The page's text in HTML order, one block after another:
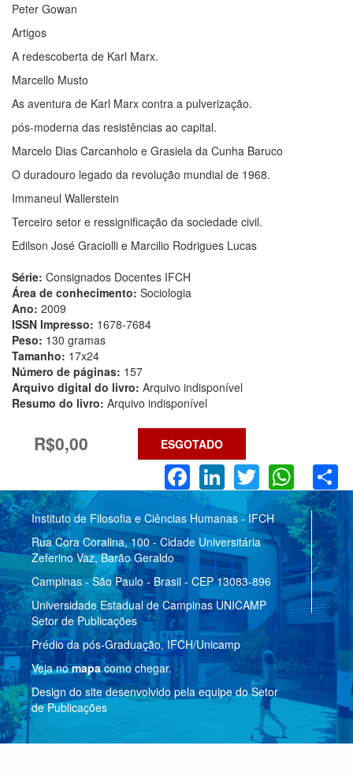
Peter Gowan
Artigos
A redescoberta de Karl Marx.
Marcello Musto
As aventura de Karl Marx contra a pulverização.
pós-moderna das resistências ao capital.
Marcelo Dias Carcanholo e Grasiela da Cunha Baruco
O duradouro legado da revolução mundial de 1968.
Immaneul Wallerstein
Terceiro setor e ressignificação da sociedade civil.
Edilson José Graciolli e Marcilio Rodrigues Lucas
Série: Consignados Docentes IFCH
Área de conhecimento: Sociologia
Ano: 2009
ISSN Impresso: 1678-7684
Peso: 130 gramas
Tamanho: 17x24
Número de páginas: 157
Arquivo digital do livro: Arquivo indisponível
Resumo do livro: Arquivo indisponível
R$0,00 ESGOTADO
Facebook
LinkedIn
Twitter
Instituto de Filosofia e Ciências Humanas - IFCH
Rua Cora Coralina, 100 - Cidade Universitária
Zeferino Vaz, Barão Geraldo
Campinas - São Paulo - Brasil - CEP 13083-896
Universidade Estadual de Campinas UNICAMP
Setor de Publicações
Prédio da pós-Graduação, IFCH/Unicamp
Veja nomapacomo chegar.
Design do site desenvolvido pela equipe do Setor
de Publicações